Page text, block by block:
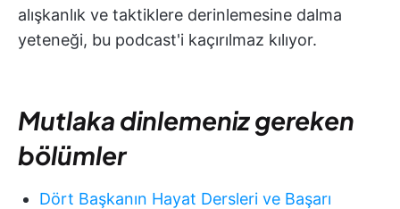
alışkanlık ve taktiklere derinlemesine dalma
yeteneği, bu podcast'i kaçırılmaz kılıyor.
Mutlaka dinlemeniz gereken
bölümler
Dört Başkanın Hayat Dersleri ve Başarı